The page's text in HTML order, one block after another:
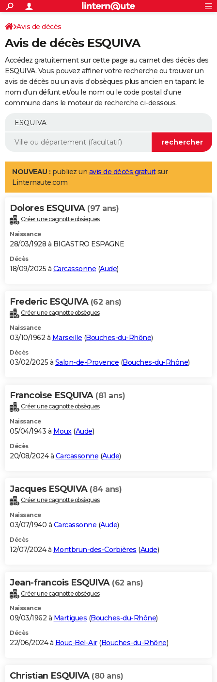
ACTUALITÉS
Politique
Société
Faits Divers
Education
Monde
Villes
+
SPORT
Coupe du monde 2026
Football
Tennis
Cyclisme
Rugby
Forum
Programme TV
TNT
Streaming
Cinéma
Sorties cinéma
Musique
+
FINANCE
Retraite
Epargne
Immobilier
Risques naturels par ville
Banque
Assurance
AUTO
Essais
Réserver un essai
Citadines
Berlines
SUV
Forum auto
+
Mobiles
Meilleur smartphone
Internet
Ordinateurs
Jeux vidéo
Guide high-tech
Aménagement intérieur
LIFESTYLE
Art de vivre
Bien-être
Loisirs
Mode
Modes de vie
Alimentation
Guide de la santé
Maladies
Médicaments
Sommeil
VOYAGE
Destinations
City break
Voyage nature
Voyage de noces
Forum
Climat
+PHOTO
GUIDES D'ACHAT
BONS PLANS
Carte de Noël
Carte Bonne année
Carte Saint-Valentin
Carte Pâques
Carte d'anniversaire
DICTIONNAIRE
Dictionnaire
Biographies
Citations
Expressions
Proverbes
PROGRAMME TV
S'inscrire
Se connecter
Lycées
Collèges
Primaires
Universités
Entreprises
Service militaire
Avis de recherche
AVIS DE DÉCÈS
Bricolage
Lifestyle
Culture
Sport
Auto
Television
Voyage
Cinema
Avis de décès
Avis de décès ESQUIVA
Accédez gratuitement sur cette page au carnet des décès des
ESQUIVA. Vous pouvez affiner votre recherche ou trouver un
avis de décès ou un avis d'obsèques plus ancien en tapant le
nom d'un défunt et/ou le nom ou le code postal d'une
commune dans le moteur de recherche ci-dessous.
NOUVEAU : publiez un avis de décès gratuitsur
Linternaute.com
Dolores ESQUIVA (97 ans)
Créer une cagnotte obsèques
Naissance
28/03/1928 à BIGASTRO ESPAGNE
Décès
18/09/2025 à Carcassonne (Aude)
Frederic ESQUIVA (62 ans)
Créer une cagnotte obsèques
Naissance
03/10/1962 à Marseille (Bouches-du-Rhône)
Décès
03/02/2025 à Salon-de-Provence (Bouches-du-Rhône)
Francoise ESQUIVA (81 ans)
Créer une cagnotte obsèques
Naissance
05/04/1943 à Moux(Aude)
Décès
20/08/2024 à Carcassonne (Aude)
Jacques ESQUIVA (84 ans)
Créer une cagnotte obsèques
Naissance
03/07/1940 à Carcassonne (Aude)
Décès
12/07/2024 à Montbrun-des-Corbières (Aude)
Jean-francois ESQUIVA (62 ans)
Créer une cagnotte obsèques
Naissance
09/03/1962 à Martigues (Bouches-du-Rhône)
Décès
22/06/2024 à Bouc-Bel-Air(Bouches-du-Rhône)
Christian ESQUIVA (80 ans)